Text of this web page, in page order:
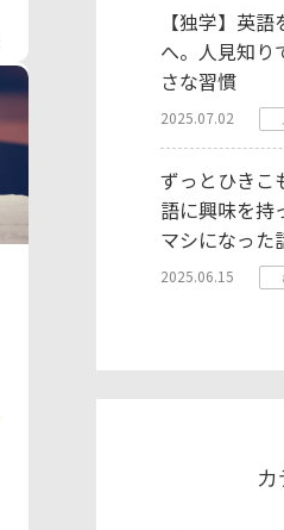
【独学】英
へ。人見知り
さな習慣
2025.07.02
ずっとひきこ
語に興味を持
マシになった
2025.06.15
カ